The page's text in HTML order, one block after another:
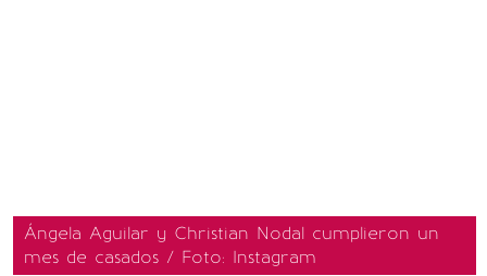
Ángela Aguilar y Christian Nodal cumplieron un
mes de casados / Foto: Instagram